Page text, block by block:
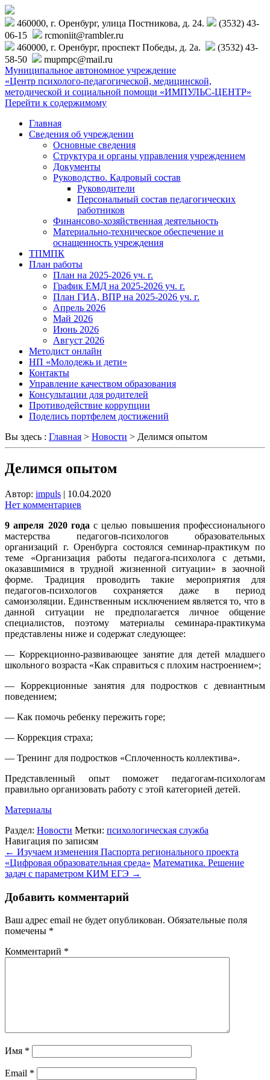
460000, г. Оренбург, улица Постникова, д. 24.
(3532) 43-
06-15
rcmoniit@rambler.ru
460000, г. Оренбург, проспект Победы, д. 2а.
(3532) 43-
58-50
mupmpc@mail.ru
Муниципальное автономное учреждение
«Центр психолого-педагогической, медицинской,
методической и социальной помощи «ИМПУЛЬС-ЦЕНТР»
Перейти к содержимому
Главная
Сведения об учреждении
Основные сведения
Структура и органы управления учреждением
Документы
Руководство. Кадровый состав
Руководители
Персональный состав педагогических
работников
Финансово-хозяйственная деятельность
Материально-техническое обеспечение и
оснащенность учреждения
ТПМПК
План работы
План на 2025-2026 уч. г.
График ЕМД на 2025-2026 уч. г.
План ГИА, ВПР на 2025-2026 уч. г.
Апрель 2026
Май 2026
Июнь 2026
Август 2026
Методист онлайн
НП «Молодежь и дети»
Контакты
Управление качеством образования
Консультации для родителей
Противодействие коррупции
Поделись портфелем достижений
Вы здесь : Главная > Новости > Делимся опытом
Делимся опытом
Автор: impuls | 10.04.2020
Нет комментариев
9 апреля 2020 годас целью повышения профессионального
мастерства педагогов-психологов образовательных
организаций г. Оренбурга состоялся семинар-практикум по
теме «Организация работы педагога-психолога с детьми,
оказавшимися в трудной жизненной ситуации» в заочной
форме. Традиция проводить такие мероприятия для
педагогов-психологов сохраняется даже в период
самоизоляции. Единственным исключением является то, что в
данной ситуациине предполагается личное общение
специалистов, поэтому материалы семинара-практикума
представлены ниже и содержат следующее:
— Коррекционно-развивающее занятие для детей младшего
школьного возраста «Как справиться с плохим настроением»;
— Коррекционные занятия для подростков с девиантным
поведением;
— Как помочь ребенку пережить горе;
— Коррекция страха;
— Тренинг для подростков «Сплоченность коллектива».
Представленный опыт поможет педагогам-психологам
правильно организовать работу с этой категорией детей.
Материалы
Раздел: Новости Метки: психологическая служба
Навигация по записям
← Изучаем изменения Паспорта регионального проекта
«Цифровая образовательная среда» Математика. Решение
задач с параметром КИМ ЕГЭ →
Добавить комментарий
Ваш адрес email не будет опубликован. Обязательные поля
помечены *
Комментарий *
Имя *
Email *